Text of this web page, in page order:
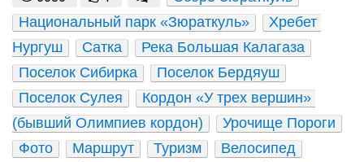
Национальный парк «Зюраткуль»
Хребет
Нургуш
Сатка
Река Большая Калагаза
Поселок Сибирка
Поселок Бердяуш
Поселок Сулея
Кордон «У трех вершин»
(бывший Олимпиев кордон)
Урочище Пороги
Фото
Маршрут Туризм Велосипед